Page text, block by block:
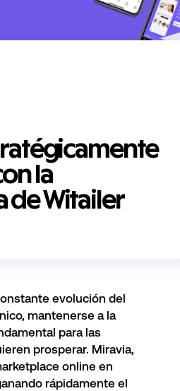
la
de Witailer
evolución del
mantenerse a la
para las
prosperar. Miravia,
online en
rápidamente el